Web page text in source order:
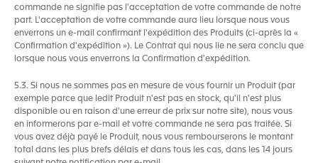
commande ne signifie pas l'acceptation de votre commande de notre
part. L'acceptation de votre commande aura lieu lorsque nous vous
enverrons un e-mail confirmant l'expédition des Produits (ci-après la «
Confirmation d'expédition »). Le Contrat qui nous lie ne sera conclu que
lorsque nous vous enverrons la Confirmation d'expédition.
5.3. Si nous ne sommes pas en mesure de vous fournir un Produit (par
exemple parce que ledit Produit n'est pas en stock, qu'il n'est plus
disponible ou en raison d'une erreur de prix sur notre site), nous vous
en informerons par e-mail et votre commande ne sera pas traitée. Si
vous avez déjà payé le Produit, nous vous rembourserons le montant
total dans les plus brefs délais et dans tous les cas, dans les 14 jours